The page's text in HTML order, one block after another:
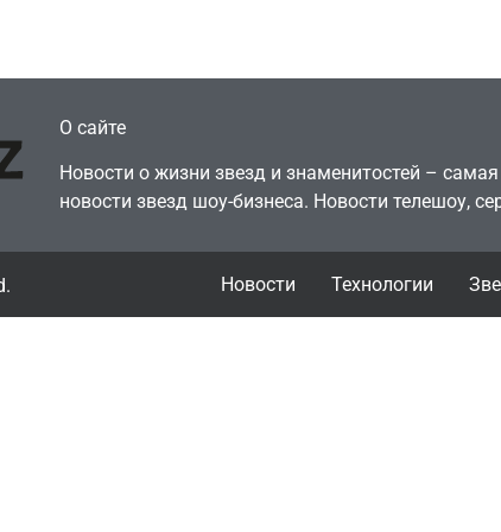
О сайте
Новости о жизни звезд и знаменитостей –
новости звезд шоу-бизнеса. Новости телешоу,
Новости Технологии